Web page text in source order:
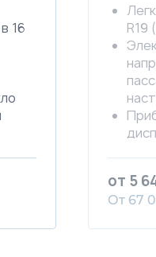
16
R19
от 5
От 67